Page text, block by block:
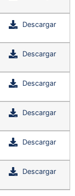
Descargar
Descargar
Descargar
Descargar
Descargar
Descargar